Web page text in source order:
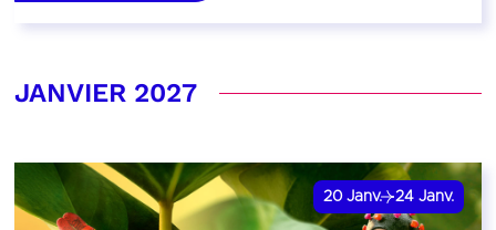
JANVIER 2027
20 Janv. 24 Janv.